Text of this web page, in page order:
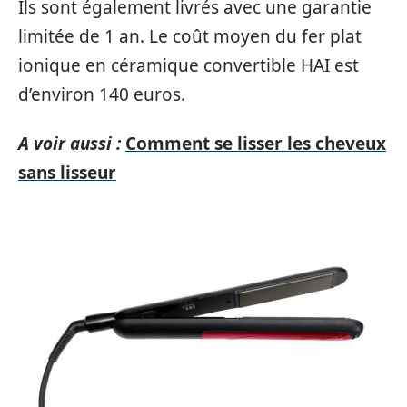
Ils sont également livrés avec une garantie
limitée de 1 an. Le coût moyen du fer plat
ionique en céramique convertible HAI est
d’environ 140 euros.
A voir aussi : Comment se lisser les cheveux
sans lisseur